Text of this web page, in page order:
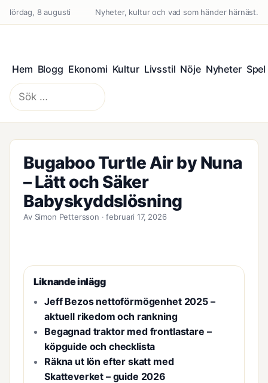
lördag, 8 augusti Nyheter, kultur och vad som händer härnäst.
Hem Blogg Ekonomi Kultur Livsstil Nöje Nyheter Spel
Sök
efter:
Bugaboo Turtle Air by Nuna
– Lätt och Säker
Babyskyddslösning
Av Simon Pettersson · februari 17, 2026
Liknande inlägg
Jeff Bezos nettoförmögenhet 2025 –
aktuell rikedom och rankning
Begagnad traktor med frontlastare –
köpguide och checklista
Räkna ut lön efter skatt med
Skatteverket – guide 2026